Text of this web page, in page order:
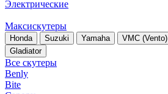
Электрические
Максискутеры
Honda Suzuki Yamaha VMC (Vento)
Gladiator
Все скутеры
Benly
Bite